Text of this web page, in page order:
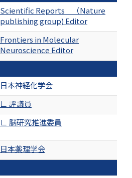
Scientific Reports （Nature
publishing group) Editor
Frontiers in Molecular
Neuroscience Editor
日本神経化学会
∟ 評議員
∟ 脳研究推進委員
日本薬理学会